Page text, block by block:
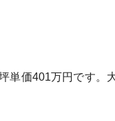
単価401万円です。